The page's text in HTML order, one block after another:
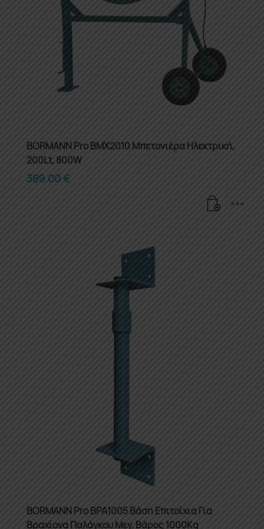
BORMANN Pro BMX2010 Μπετονιέρα Ηλεκτρική,
200Lt, 800W
389.00€
BORMANN Pro BPA1005 Βάση Επιτοίχια Για
Βραχίονα Παλάγκου Μεγ. Βάρος 1000Kg